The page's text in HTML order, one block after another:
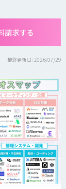
請求する
最終更新日: 2026/07/29